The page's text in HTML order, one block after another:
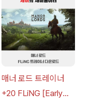
드
매너 로드 트레이너
+20 FLiNG [Early